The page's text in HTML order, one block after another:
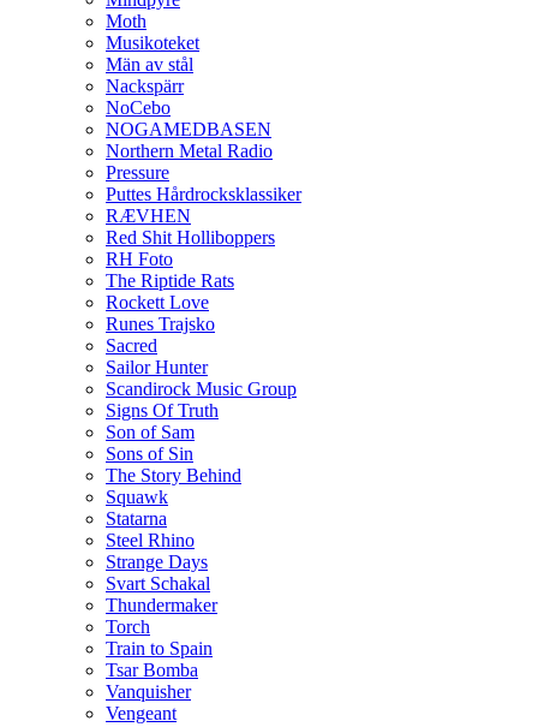
Moth
Musikoteket
Män av stål
Nackspärr
NoCebo
NOGAMEDBASEN
Northern Metal Radio
Pressure
Puttes Hårdrocksklassiker
RÆVHEN
Red Shit Holliboppers
RH Foto
The Riptide Rats
Rockett Love
Runes Trajsko
Sacred
Sailor Hunter
Scandirock Music Group
Signs Of Truth
Son of Sam
Sons of Sin
The Story Behind
Squawk
Statarna
Steel Rhino
Strange Days
Svart Schakal
Thundermaker
Torch
Train to Spain
Tsar Bomba
Vanquisher
Vengeant